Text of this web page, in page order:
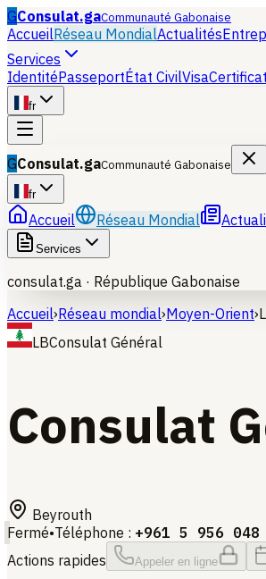
GConsulat.gaCommunauté Gabonaise
AccueilRéseau MondialActualités
Services
IdentitéPasseportÉtat CivilVisa
fr
GConsulat.gaCommunauté Gabonaise
fr
Accueil Réseau Mondial
Services
consulat.ga · République Gabonaise
Accueil›Réseau mondial›Moyen-Orient›
LBConsulat Général
Consulat
Beyrouth
Fermé•Téléphone : +961 5 956 048
Actions rapides
Appeler en ligne